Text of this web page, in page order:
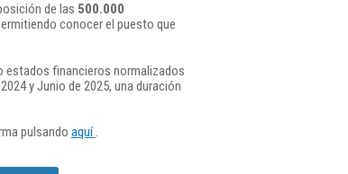
de las 500.000
conocer el puesto que
estados financieros normalizados
y Junio de 2025, una duración
pulsando aquí.